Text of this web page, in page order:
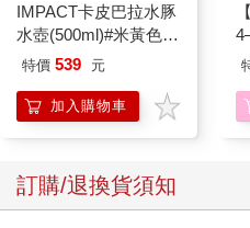
IMPACT卡皮巴拉水豚
水壺(500ml)#米黃色
IM00B18YL
特價 539 元
加入購物車
訂購/退換貨須知